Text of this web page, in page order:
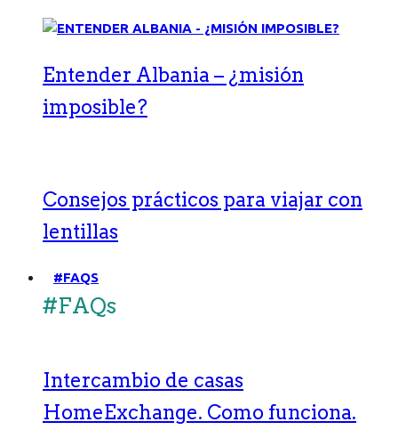
Entender Albania – ¿misión
imposible?
Consejos prácticos para viajar con
lentillas
#FAQS
#FAQs
Intercambio de casas
HomeExchange. Como funciona.